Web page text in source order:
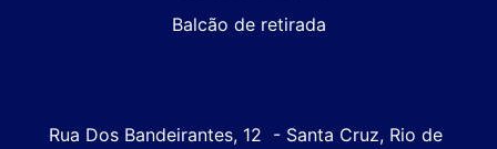
Balcão de retirada
Rua Dos Bandeirantes, 12  - Santa Cruz, Rio de